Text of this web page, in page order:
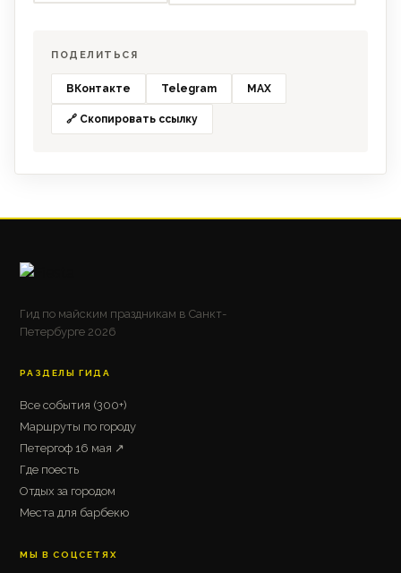
ПОДЕЛИТЬСЯ
ВКонтакте Telegram MAX
🔗 Скопировать ссылку
Гид по майским праздникам в Санкт-
Петербурге 2026
РАЗДЕЛЫ ГИДА
Все события (300+)
Маршруты по городу
Петергоф 16 мая ↗
Где поесть
Отдых за городом
Места для барбекю
МЫ В СОЦСЕТЯХ